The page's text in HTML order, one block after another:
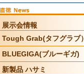
展示会情報
Tough Grab(タフグラブ）
BLUEGIGA(ブルーギガ)
新製品 ハサミ